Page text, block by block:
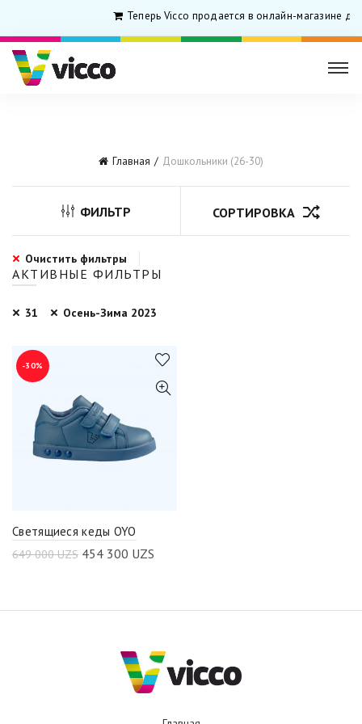
Теперь Vicco продается в онлайн-магазине
Главная Дошкольники (26-30)
ФИЛЬТР СОРТИРОВКА
Очистить фильтры
АКТИВНЫЕ ФИЛЬТРЫ
31 Осень-Зима 2023
-30%
Светящиеся кеды OYO
649 000UZS 454 300 UZS